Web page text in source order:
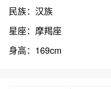
民族：汉族
星座：摩羯座
身高：169cm